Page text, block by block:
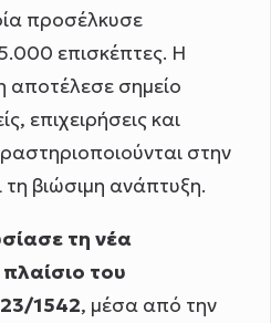
προσέλκυσε
επισκέπτες. Η
αποτέλεσε σημείο
επιχειρήσεις και
στην
τη βιώσιμη ανάπτυξη.
τη νέα
του
1542, μέσα από την